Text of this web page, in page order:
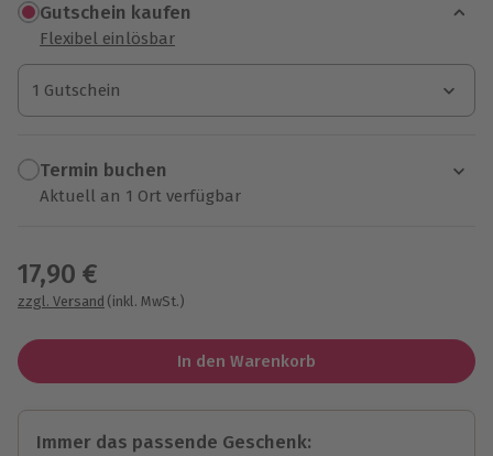
Gutschein kaufen
Flexibel einlösbar
1 Gutschein
1 Gutschein
1 Gutschein
Termin buchen
Aktuell an 1 Ort verfügbar
17,90 €
zzgl. Versand (inkl. MwSt.)
In den Warenkorb
Immer das passende Geschenk: